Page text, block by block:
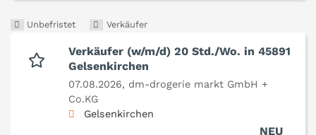
Unbefristet Verkäufer
Verkäufer (w/m/d) 20 Std./Wo. in 45891
Gelsenkirchen
07.08.2026, dm-drogerie markt GmbH +
Co.KG
Gelsenkirchen
NEU